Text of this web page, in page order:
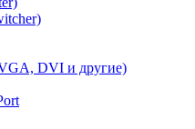
DVI и другие)